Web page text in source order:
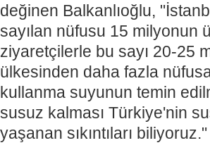
değinen Balkanlıoğlu,
sayılan nüfusu 15 milyonun
ziyaretçilerle bu sayı 20-25
ülkesinden daha fazla
kullanma suyunun temin
susuz kalması Türkiye'nin
yaşanan sıkıntıları